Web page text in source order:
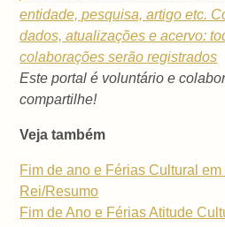
entidade, pesquisa, artigo etc.
dados, atualizações e acervo:
colaborações serão registrados
Este portal é voluntário e
compartilhe!
Veja também
Fim de ano e Férias Cultural
Rei/Resumo
Fim de Ano e Férias Atitude